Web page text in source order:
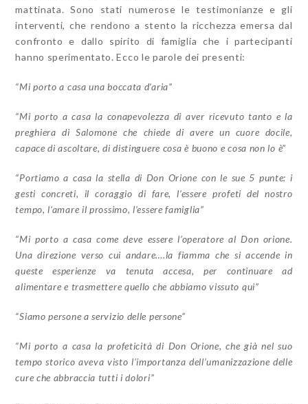
mattinata. Sono stati numerose le testimonianze e gli
interventi, che rendono a stento la ricchezza emersa dal
confronto e dallo spirito di famiglia che i partecipanti
hanno sperimentato. Ecco le parole dei presenti:
“Mi porto a casa una boccata d’aria”
“Mi porto a casa la conapevolezza di aver ricevuto tanto e la
preghiera di Salomone che chiede di avere un cuore docile,
capace di ascoltare, di distinguere cosa è buono e cosa non lo è”
“Portiamo a casa la stella di Don Orione con le sue 5 punte: i
gesti concreti, il coraggio di fare, l’essere profeti del nostro
tempo, l’amare il prossimo, l’essere famiglia”
“Mi porto a casa come deve essere l’operatore al Don orione.
Una direzione verso cui andare….la fiamma che si accende in
queste esperienze va tenuta accesa, per continuare ad
alimentare e trasmettere quello che abbiamo vissuto qui”
“Siamo persone a servizio delle persone”
“Mi porto a casa la profeticità di Don Orione, che già nel suo
tempo storico aveva visto l’importanza dell’umanizzazione delle
cure che abbraccia tutti i dolori”